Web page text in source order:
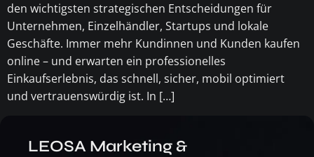
den wichtigsten strategischen Entscheidungen für
Unternehmen, Einzelhändler, Startups und lokale
Geschäfte. Immer mehr Kundinnen und Kunden kaufen
online – und erwarten ein professionelles
Einkaufserlebnis, das schnell, sicher, mobil optimiert
und vertrauenswürdig ist. In […]
LEOSA Marketing &